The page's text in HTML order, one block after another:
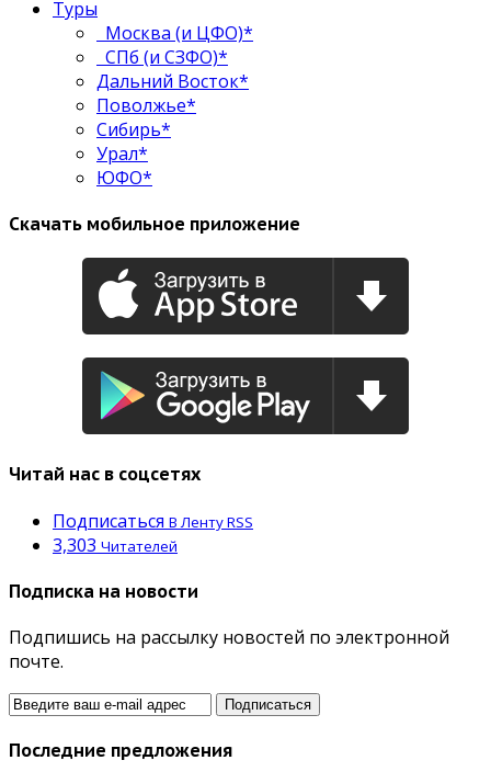
Туры
Москва (и ЦФО)*
СПб (и СЗФО)*
Дальний Восток*
Поволжье*
Сибирь*
Урал*
ЮФО*
Скачать мобильное приложение
Читай нас в соцсетях
Подписаться В Ленту RSS
3,303 Читателей
Подписка на новости
Подпишись на рассылку новостей по электронной
почте.
Последние предложения